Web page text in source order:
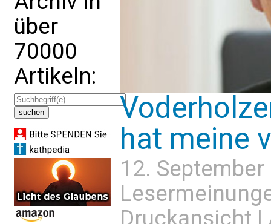
über
70000
Artikeln:
hat meine
12.
Druckansicht |